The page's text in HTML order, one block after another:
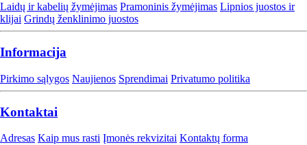
Laidų ir kabelių žymėjimas Pramoninis žymėjimas Lipnios juostos ir
klijai Grindų ženklinimo juostos
Informacija
Pirkimo sąlygos Naujienos Sprendimai Privatumo politika
Kontaktai
Adresas Kaip mus rasti Įmonės rekvizitai Kontaktų forma